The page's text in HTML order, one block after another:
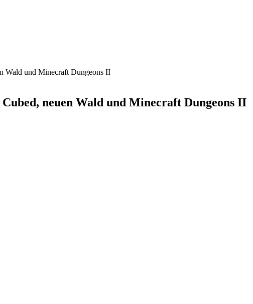
Wald und Minecraft Dungeons II
neuen Wald und Minecraft Dungeons II